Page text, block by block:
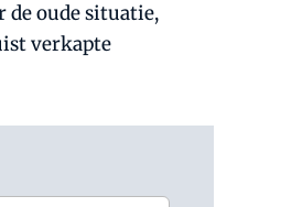
de oude situatie,
verkapte